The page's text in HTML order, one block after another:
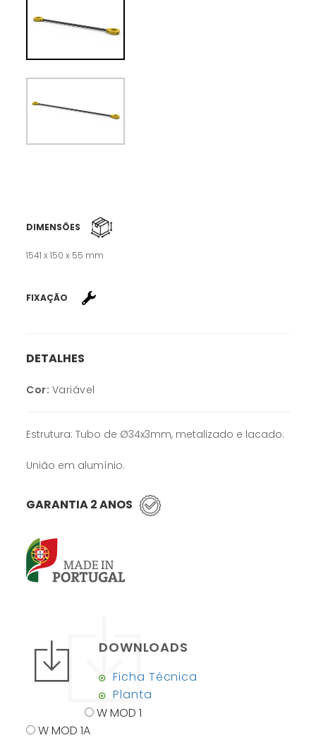
DIMENSÕES
1541 x 150 x 55 mm
FIXAÇÃO
DETALHES
Cor: Variável
Estrutura: Tubo de Ø34x3mm, metalizado e lacado.
União em alumínio.
GARANTIA 2 ANOS
DOWNLOADS
Ficha Técnica
Planta
W MOD 1
W MOD 1A